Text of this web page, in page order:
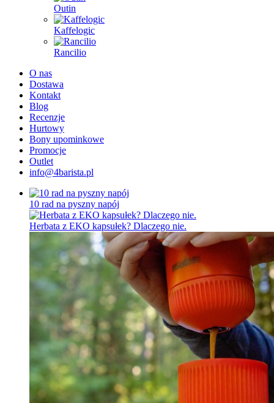
Outin
Kaffelogic
Rancilio
O nas
Dostawa
Kontakt
Blog
Recenzje
Hurtowy
Bony upominkowe
Promocje
Outlet
info@4barista.pl
10 rad na pyszny napój
Herbata z EKO kapsułek? Dlaczego nie.